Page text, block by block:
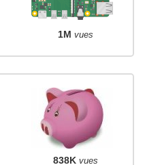
1M vues
838K vues